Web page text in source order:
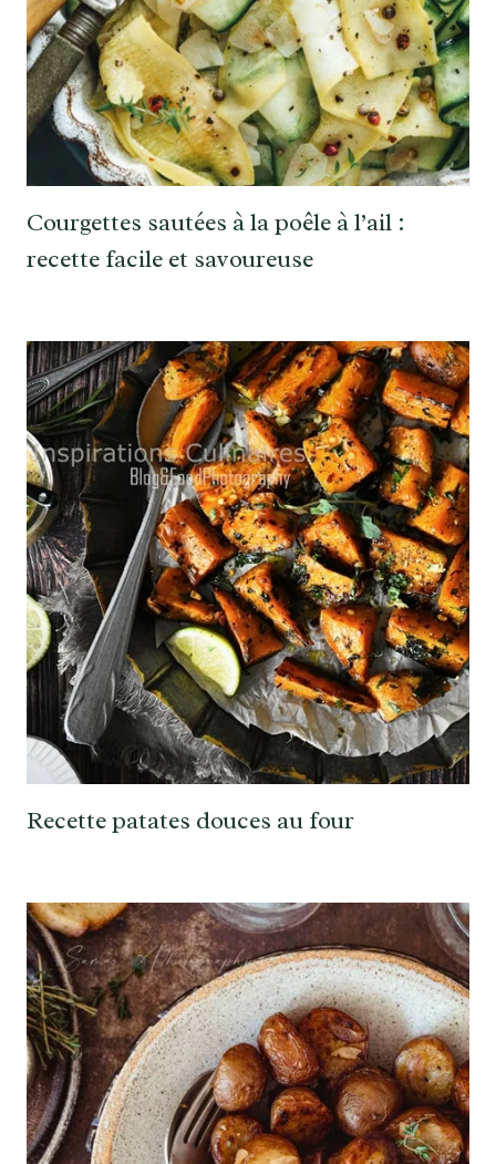
Courgettes sautées à la poêle à l’ail :
recette facile et savoureuse
Recette patates douces au four